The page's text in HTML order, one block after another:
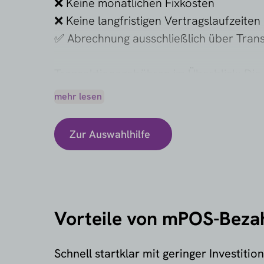
❌ Keine langfristigen Vertragslaufzeiten
✅ Abrechnung ausschließlich über
unter anderem vom Kartentyp, vom
fallen nicht an.
Warum sich mit unserer
mehr lesen
Zur Auswahlhilfe
Vorteile von mPOS-
Schnell startklar mit geringer Investition